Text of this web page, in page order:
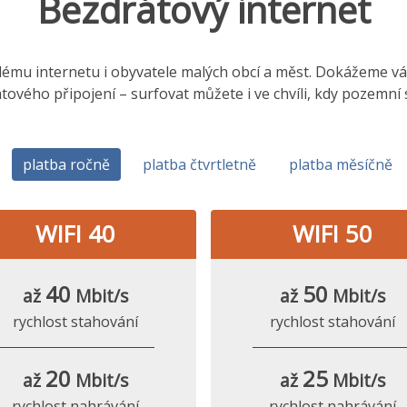
internetu i obyvatele malých obcí a měst. Dokážeme
připojení – surfovat můžete i ve chvíli, kdy
platba ročně platba čtvrtletně platba měsíčně
WIFI 40
až 40 Mbit/s
rychlost stahování
až 20 Mbit/s
WIFI 50
až 50 Mbit/s
rychlost stahování
až 25Mbit/s